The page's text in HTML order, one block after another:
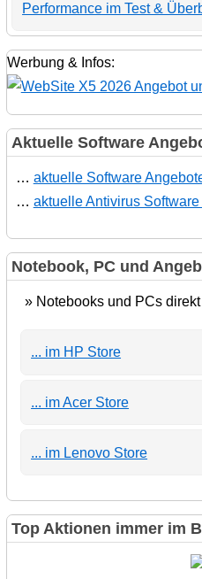
Performance im Test &
Werbung & Infos:
Aktuelle Software
… aktuelle Software
… aktuelle Antivirus
Notebook, PC und
» Notebooks und PCs
... im HP Store
... im Acer Store
... im Lenovo Store
Top Aktionen immer im